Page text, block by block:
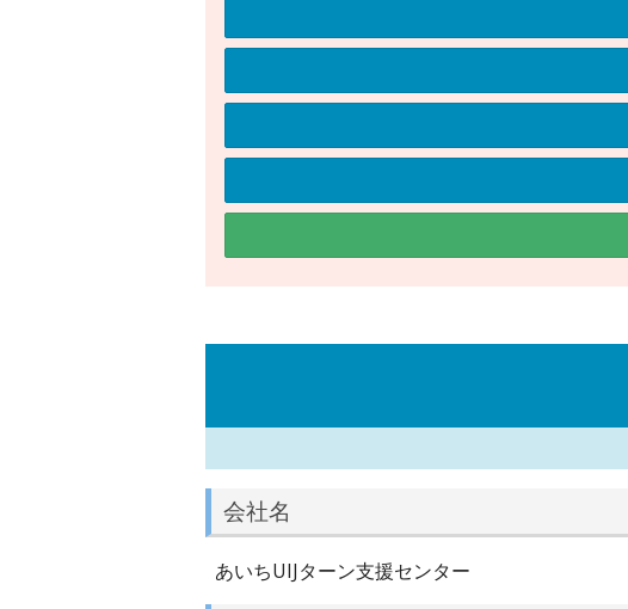
会社名
あいちUIJターン支援センター